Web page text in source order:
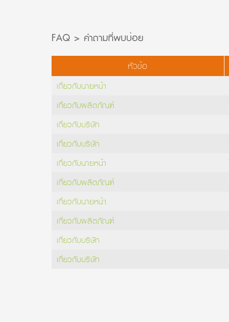
FAQ > คำถามที่พบบ่อย
หัวข้อ
เกี่ยวกับนายหน้า
เกี่ยวกับผลิตภัณฑ์
เกี่ยวกับบริษัท
เกี่ยวกับบริษัท
เกี่ยวกับนายหน้า
เกี่ยวกับผลิตภัณฑ์
เกี่ยวกับนายหน้า
เกี่ยวกับผลิตภัณฑ์
เกี่ยวกับบริษัท
เกี่ยวกับบริษัท